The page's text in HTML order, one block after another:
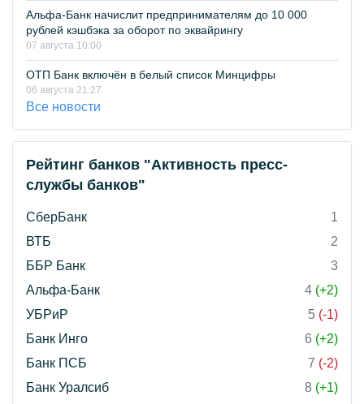
Альфа-Банк начислит предпринимателям до 10 000
рублей кэшбэка за оборот по эквайрингу
07 августа 10:00
ОТП Банк включён в белый список Минцифры
06 августа 21:27
Все новости
Рейтинг банков "Активность пресс-
службы банков"
СберБанк
1
ВТБ
2
ББР Банк
3
Альфа-Банк
4 (+2)
УБРиР
5 (-1)
Банк Инго
6 (+2)
Банк ПСБ
7 (-2)
Банк Уралсиб
8 (+1)